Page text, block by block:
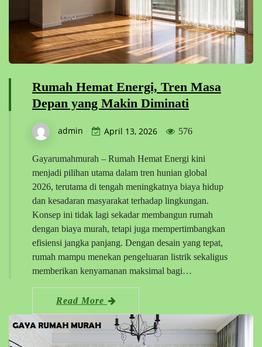
Rumah Hemat Energi, Tren Masa
Depan yang Makin Diminati
admin April 13, 2026 576
Gayarumahmurah – Rumah Hemat Energi kini
menjadi pilihan utama dalam tren hunian global
2026, terutama di tengah meningkatnya biaya hidup
dan kesadaran masyarakat terhadap lingkungan.
Konsep ini tidak lagi sekadar membangun rumah
dengan biaya murah, tetapi juga mempertimbangkan
efisiensi jangka panjang. Dengan desain yang tepat,
rumah mampu menekan pengeluaran listrik sekaligus
memberikan kenyamanan maksimal bagi…
Read More